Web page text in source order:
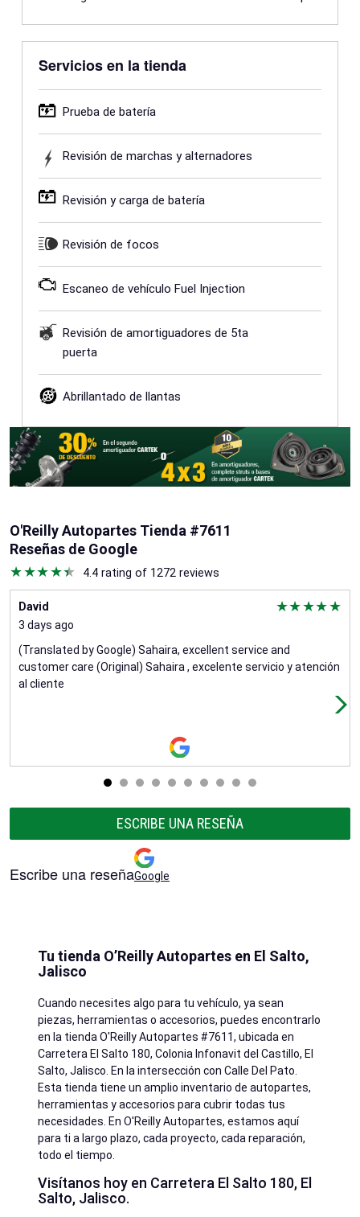
Servicios en la tienda
Prueba de batería
Revisión de marchas y alternadores
Revisión y carga de batería
Revisión de focos
Escaneo de vehículo Fuel Injection
Revisión de amortiguadores de 5ta
puerta
Abrillantado de llantas
O'Reilly Autopartes Tienda #7611
Reseñas de Google
4.4 rating of 1272 reviews
David
3 days ago
(Translated by Google) Sahaira, excellent service and
customer care (Original) Sahaira , excelente servicio y atención
al cliente
ESCRIBE UNA RESEÑA
Escribe una reseñaGoogle
Tu tienda O’Reilly Autopartes en El Salto,
Jalisco
Cuando necesites algo para tu vehículo, ya sean
piezas, herramientas o accesorios, puedes encontrarlo
en la tienda O'Reilly Autopartes #7611, ubicada en
Carretera El Salto 180, Colonia Infonavit del Castillo, El
Salto, Jalisco. En la intersección con Calle Del Pato.
Esta tienda tiene un amplio inventario de autopartes,
herramientas y accesorios para cubrir todas tus
necesidades. En O'Reilly Autopartes, estamos aquí
para ti a largo plazo, cada proyecto, cada reparación,
todo el tiempo.
Visítanos hoy en Carretera El Salto 180, El
Salto, Jalisco.